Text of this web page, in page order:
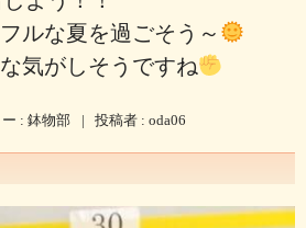
ルな夏を過ごそう～
気がしそうですね
: 鉢物部 | 投稿者 : oda06